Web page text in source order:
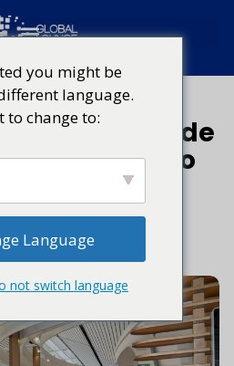
portão de
tendências de
redefinem o
lounges
maio de 2026
you might be
language.
to change to:
Language
not switch language